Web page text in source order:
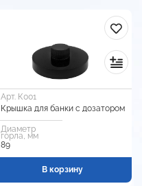
Арт. К001
Крышка для банки с дозатором
Диаметр
горла, мм
89
В корзину